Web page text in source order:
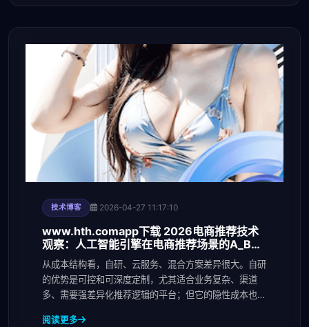
技术博客 2026-04-27 11:17:10
www.hth.comapp下载 2026电商推荐技术
观察：人工智能引擎在电商推荐场景的A_B测
试方法与转化率提升
从成本结构看，自研、云服务、混合方案差异很大。自研
的优势是可控和可深度定制，尤其适合业务复杂、渠道
多、需要强差异化推荐逻辑的平台；但它的隐性成本也最
阅读更多